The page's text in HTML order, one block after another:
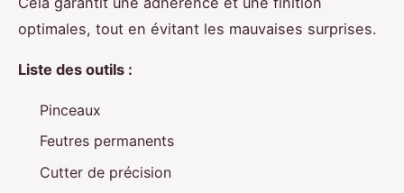
optimales, tout en évitant les mauvaises surprises.
Liste des outils :
Pinceaux
Feutres permanents
Cutter de précision